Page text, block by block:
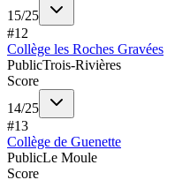
15/25
#12
Collège les Roches Gravées
PublicTrois-Rivières
Score
14/25
#13
Collège de Guenette
PublicLe Moule
Score